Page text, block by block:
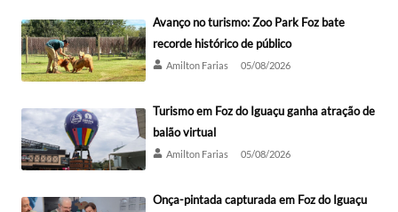
Avanço no turismo: Zoo Park Foz bate
recorde histórico de público
Amilton Farias 05/08/2026
Turismo em Foz do Iguaçu ganha atração de
balão virtual
Amilton Farias 05/08/2026
Onça-pintada capturada em Foz do Iguaçu